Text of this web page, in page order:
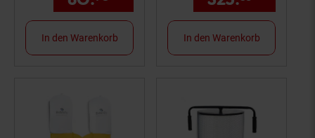
In den Warenkorb In den Warenkorb